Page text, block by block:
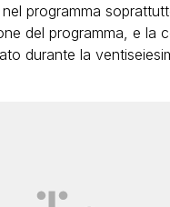
programma
del programma, e la
durante la